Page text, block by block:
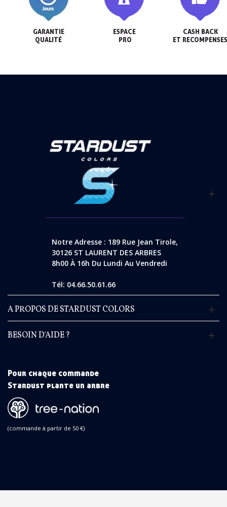
GARANTIE
QUALITÉ
ESPACE
PRO
CASH BACK
ET
Notre Adresse : 189 Rue Jean Tirole,
30126 ST LAURENT DES ARBRES
8h00 À 16h Du Lundi Au Vendredi
Tél: 04.66.50.61.66
A PROPOS DE STARDUST COLORS
BESOIN D'AIDE ?
Pour chaque commande
Stardust plante un arbre
(commande à partir de 50 €)